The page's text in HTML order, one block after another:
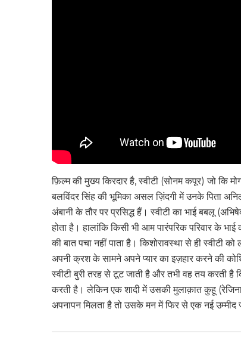
फ़िल्म की मुख्य किरदार है, स्वीटी (सोनम कपूर) जो कि
बलविंदर सिंह की भूमिका असल ज़िंदगी में उनके पिता
अंबानी के तौर पर प्रसिद्ध हैं। स्वीटी का भाई बबलू
होता है। हालांकि किसी भी आम पारंपरिक परिवार के
की बात पचा नहीं पाता है। किशोरावस्था से ही स्वीटी
अपनी क्रश के सामने अपने प्यार का इज़हार करने की
स्वीटी बुरी तरह से टूट जाती है और तभी वह तय करती
करती है। लेकिन एक शादी में उसकी मुलाक़ात कुहू
अपनापन मिलता है तो उसके मन में फिर से एक नई उम्मीद